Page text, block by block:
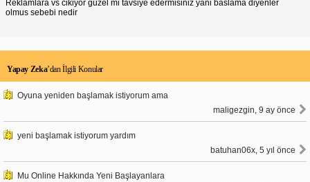
Reklamlara vs cikiyor guzel mi tavsiye edermisiniz yani baslama diyenler
olmus sebebi nedir
Yapay Zeka’dan İlgili Konular
Oyuna yeniden başlamak istiyorum ama
maligezgin, 9 ay önce
yeni başlamak istiyorum yardım
batuhan06x, 5 yıl önce
Mu Online Hakkında Yeni Başlayanlara